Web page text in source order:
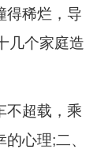
得稀烂，导
几个家庭造
不超载，乘
心理;二、